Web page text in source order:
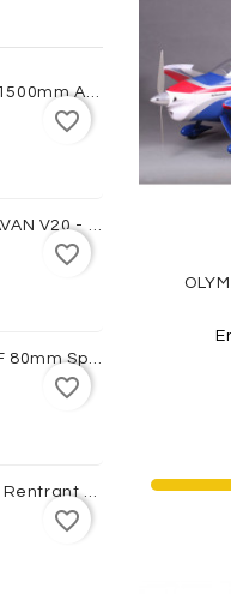
favorite_border
favorite_border
favorite_border
favorite_border